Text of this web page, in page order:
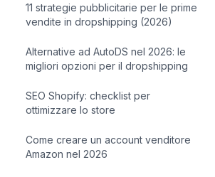
11 strategie pubblicitarie per le prime
vendite in dropshipping (2026)
Alternative ad AutoDS nel 2026: le
migliori opzioni per il dropshipping
SEO Shopify: checklist per
ottimizzare lo store
Come creare un account venditore
Amazon nel 2026